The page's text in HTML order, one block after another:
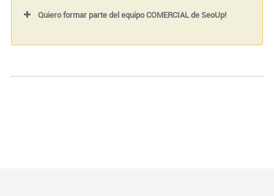
Quiero formar parte del equipo COMERCIAL de SeoUp!